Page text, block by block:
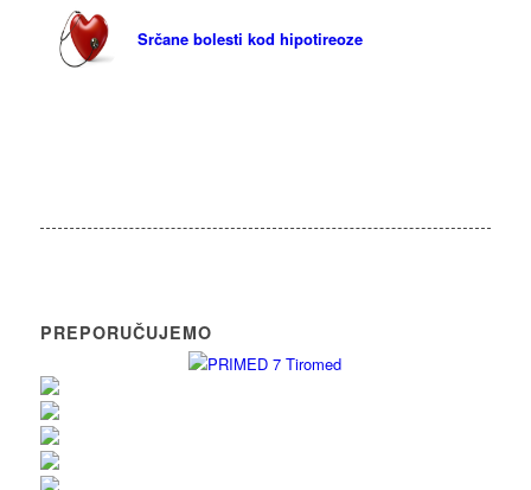
Srčane bolesti kod hipotireoze
PREPORUČUJEMO